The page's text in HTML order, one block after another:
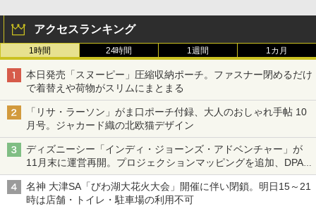
アクセスランキング
1時間 24時間 1週間 1カ月
本日発売「スヌーピー」圧縮収納ポーチ。ファスナー閉めるだけ
で着替えや荷物がスリムにまとまる
「リサ・ラーソン」がま口ポーチ付録、大人のおしゃれ手帖 10
月号。ジャカード織の北欧猫デザイン
ディズニーシー「インディ・ジョーンズ・アドベンチャー」が
11月末に運営再開。プロジェクションマッピングを追加、DPA
は1500円
名神 大津SA「びわ湖大花火大会」開催に伴い閉鎖。明日15～21
時は店舗・トイレ・駐車場の利用不可